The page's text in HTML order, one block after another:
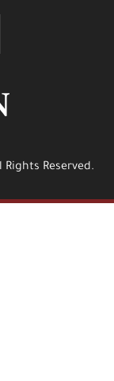
Rights Reserved.